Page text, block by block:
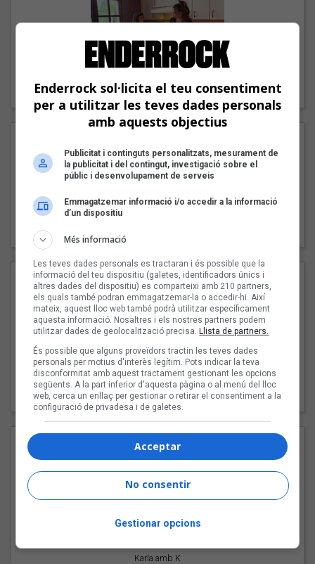
Carmen y María
"Les cabres"
94 Rules amb Compte
Karla amb K
Enderrock sol·licita el teu consentiment
per a utilitzar les teves dades personals
amb aquests objectius
Publicitat i continguts personalitzats, mesurament de
la publicitat i del contingut, investigació sobre el
públic i desenvolupament de serveis
Emmagatzemar informació i/o accedir a la informació
d’un dispositiu
Més informació
Les teves dades personals es tractaran i és possible que la
informació del teu dispositiu (galetes, identificadors únics i
altres dades del dispositiu) es comparteixi amb 210 partners,
els quals també podran emmagatzemar-la o accedir-hi. Així
mateix, aquest lloc web també podrà utilitzar específicament
aquesta informació. Nosaltres i els nostres partners podem
utilitzar dades de geolocalització precisa. Llista de partners.
És possible que alguns proveïdors tractin les teves dades
personals per motius d'interès legítim. Pots indicar la teva
disconformitat amb aquest tractament gestionant les opcions
següents. A la part inferior d'aquesta pàgina o al menú del lloc
web, cerca un enllaç per gestionar o retirar el consentiment a la
configuració de privadesa i de galetes.
Acceptar
No consentir
Gestionar opcions